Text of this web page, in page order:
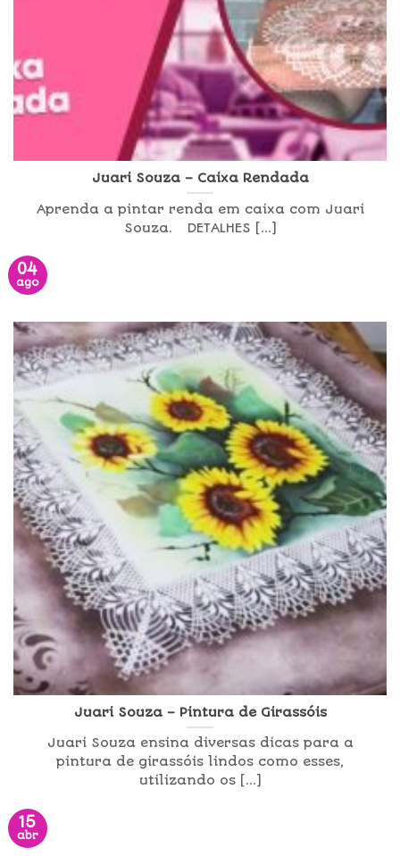
Juari Souza – Caixa Rendada
Aprenda a pintar renda em caixa com Juari
Souza. DETALHES [...]
04
ago
Juari Souza – Pintura de Girassóis
Juari Souza ensina diversas dicas para a
pintura de girassóis lindos como esses,
utilizando os [...]
15
abr